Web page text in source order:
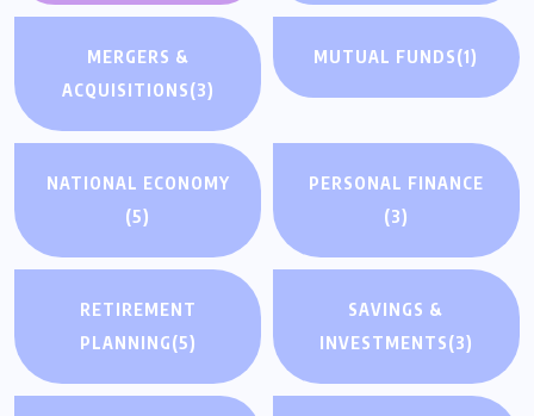
MERGERS &
ACQUISITIONS(3)
MUTUAL FUNDS(1)
NATIONAL ECONOMY
(5)
PERSONAL FINANCE
(3)
RETIREMENT
PLANNING(5)
SAVINGS &
INVESTMENTS(3)